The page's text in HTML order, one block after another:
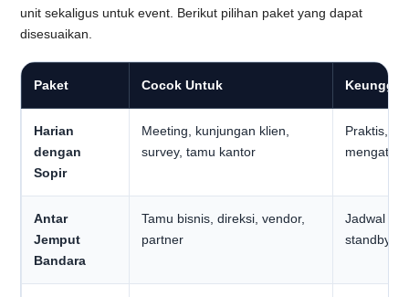
unit sekaligus untuk event. Berikut pilihan paket yang dapat
disesuaikan.
Paket Cocok Untuk
Harian
dengan
Sopir
Meeting, kunjungan klien,
survey, tamu kantor
Praktis,
mengatur
Antar
Jemput
Bandara
Tamu bisnis, direksi, vendor,
partner
Jadwal
standby